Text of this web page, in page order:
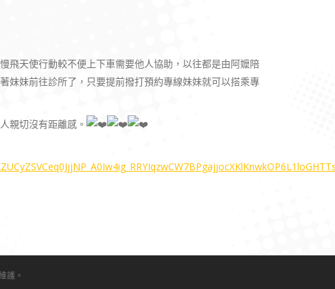
飛天使行動較不便上下車需要他人協助，以往都是由阿嬤陪
妹妹前往診所了，只要提前撥打預約專線妹妹就可以搭乘專
親切沒有距離感。
護。